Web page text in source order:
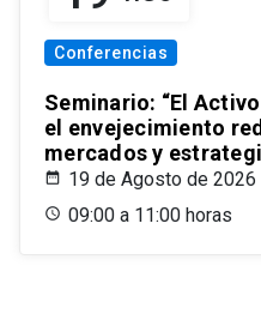
Conferencias
Seminario: “El
el envejecimiento
mercados y
19 de Agosto de 2026
09:00 a 11:00 horas